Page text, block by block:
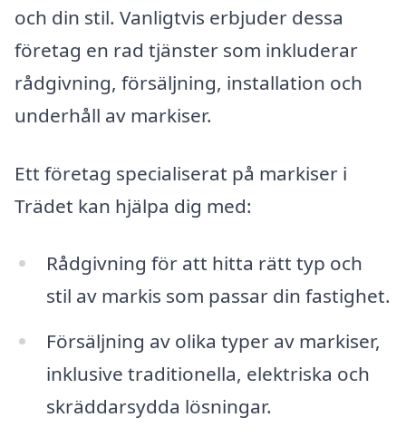
och din stil. Vanligtvis erbjuder dessa
företag en rad tjänster som inkluderar
rådgivning, försäljning, installation och
underhåll av markiser.
Ett företag specialiserat på markiser i
Trädet kan hjälpa dig med:
Rådgivning för att hitta rätt typ och
stil av markis som passar din fastighet.
Försäljning av olika typer av markiser,
inklusive traditionella, elektriska och
skräddarsydda lösningar.